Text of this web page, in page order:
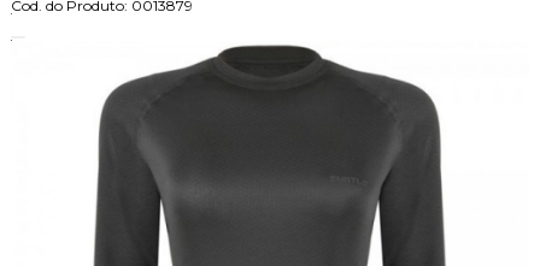
Cod. do Produto: 0013879